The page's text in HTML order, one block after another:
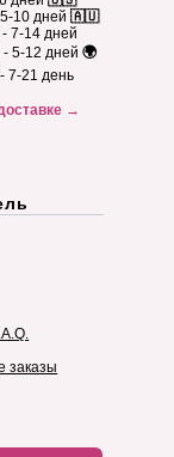
10 дней 🇦🇺
- 7-14 дней
- 5-12 дней 🌍
- 7-21 день
→
заказы